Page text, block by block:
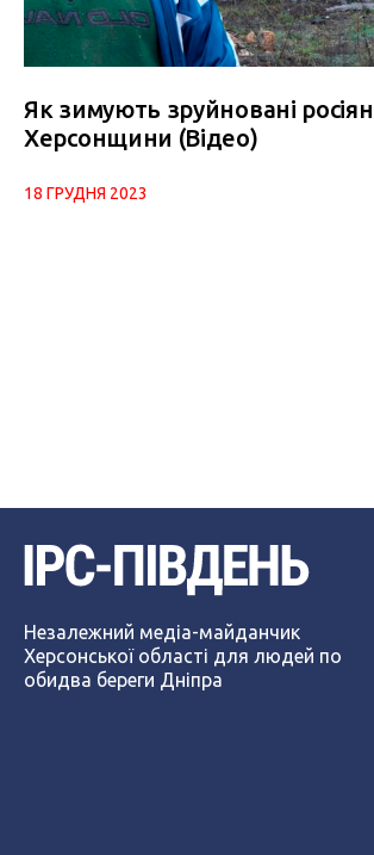
Як зимують зруйновані
Херсонщини (Відео)
18 ГРУДНЯ 2023
Незалежний медіа-майданчик
Херсонської області для людей по
обидва береги Дніпра